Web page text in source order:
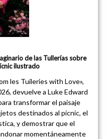
de las Tullerías sobre
ilustrado
les Tuileries with Love»,
devuelve a Luke Edward
transformar el paisaje
destinados al pícnic, el
y demostrar que el
momentáneamente